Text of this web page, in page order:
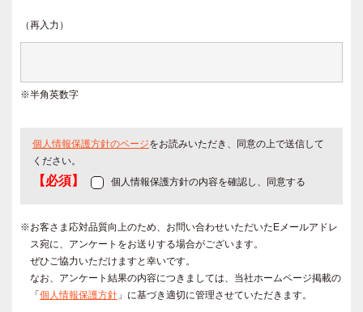
（再入力）
※半角英数字
個人情報保護方針のページをお読みいただき、同意の上で送信して
ください。
【必須】 個人情報保護方針の内容を確認し、同意する
※お客さま応対品質向上のため、お問い合わせいただいたEメールアドレ
ス宛に、アンケートをお送りする場合がございます。
ぜひご協力いただけますと幸いです。
なお、アンケート結果の内容につきましては、当社ホームページ掲載の
「 個人情報保護方針 」に基づき適切に管理させていただきます。